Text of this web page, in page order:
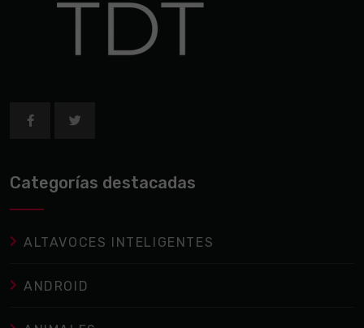
Categorías destacadas
ALTAVOCES INTELIGENTES
ANDROID